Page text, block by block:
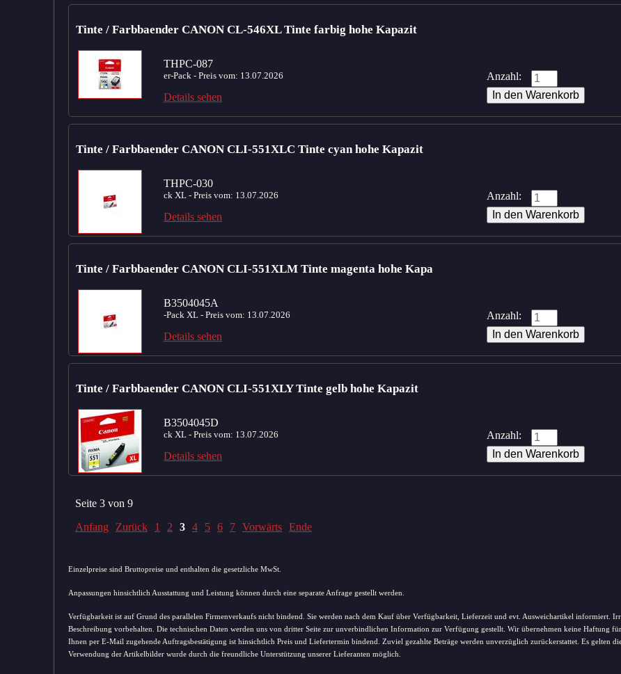
Tinte / Farbbaender CANON CL-546XL Tinte farbig hohe Kapazit
THPC-087
er-Pack - Preis vom: 13.07.2026
Details sehen
Anzahl:
Tinte / Farbbaender CANON CLI-551XLC Tinte cyan hohe Kapazit
THPC-030
ck XL - Preis vom: 13.07.2026
Details sehen
Anzahl:
Tinte / Farbbaender CANON CLI-551XLM Tinte magenta hohe Kapa
B3504045A
-Pack XL - Preis vom: 13.07.2026
Details sehen
Anzahl:
Tinte / Farbbaender CANON CLI-551XLY Tinte gelb hohe Kapazit
B3504045D
ck XL - Preis vom: 13.07.2026
Details sehen
Anzahl:
Seite 3 von 9
Anfang
Zurück 1 2 3 4 5 6 7 Vorwärts Ende
Einzelpreise sind Bruttopreise und enthalten die gesetzliche MwSt.
Anpassungen hinsichtlich Ausstattung und Leistung können durch eine separate Anfrage gestellt werden.
Verfügbarkeit ist auf Grund des parallelen Firmenverkaufs nicht bindend. Sie werden nach dem Kauf über Verfügbarkeit, Lieferzeit und evt. Ausweichartikel informiert.
Beschreibung vorbehalten. Die technischen Daten werden uns von dritter Seite zur unverbindlichen Information zur Verfügung gestellt. Wir übernehmen keine Haftung
Ihnen per E-Mail zugehende Auftragsbestätigung ist hinsichtlich Preis und Liefertermin bindend. Zuviel gezahlte Beträge werden unverzüglich zurückerstattet. Es gelten
Verwendung der Artikelbilder wurde durch die freundliche Unterstützung unserer Lieferanten möglich.